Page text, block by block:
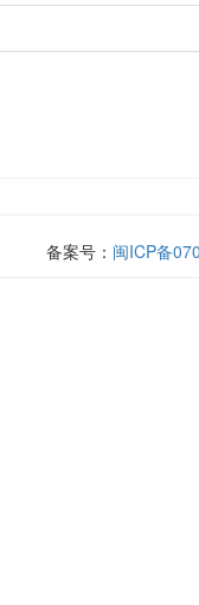
备案号： 闽ICP备